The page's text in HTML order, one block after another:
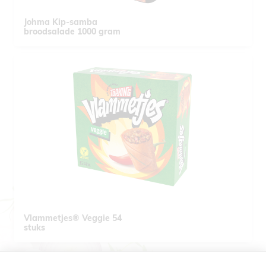
Johma Kip-samba
broodsalade 1000 gram
Vlammetjes® Veggie 54
stuks